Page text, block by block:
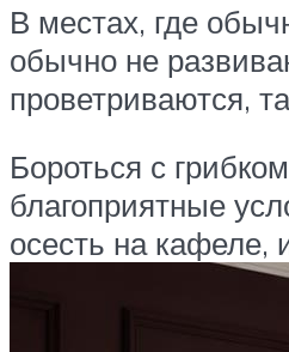
В местах, где
обычно не
проветриваются,
Бороться с
благоприятные
осесть на кафеле,